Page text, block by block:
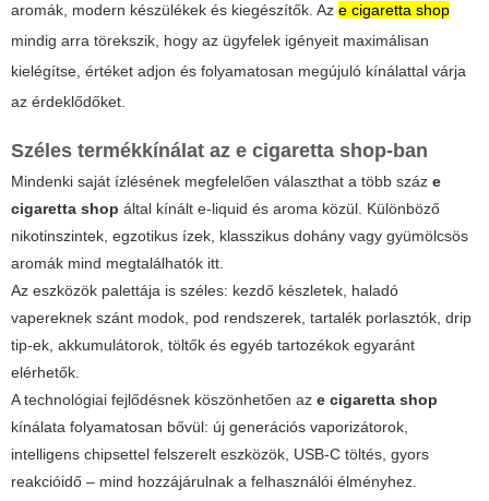
aromák, modern készülékek és kiegészítők. Az e cigaretta shop
mindig arra törekszik, hogy az ügyfelek igényeit maximálisan
kielégítse, értéket adjon és folyamatosan megújuló kínálattal várja
az érdeklődőket.
Széles termékkínálat az e cigaretta shop-ban
Mindenki saját ízlésének megfelelően választhat a több száz e
cigaretta shop által kínált e-liquid és aroma közül. Különböző
nikotinszintek, egzotikus ízek, klasszikus dohány vagy gyümölcsös
aromák mind megtalálhatók itt.
Az eszközök palettája is széles: kezdő készletek, haladó
vapereknek szánt modok, pod rendszerek, tartalék porlasztók, drip
tip-ek, akkumulátorok, töltők és egyéb tartozékok egyaránt
elérhetők.
A technológiai fejlődésnek köszönhetően az e cigaretta shop
kínálata folyamatosan bővül: új generációs vaporizátorok,
intelligens chipsettel felszerelt eszközök, USB-C töltés, gyors
reakcióidő – mind hozzájárulnak a felhasználói élményhez.